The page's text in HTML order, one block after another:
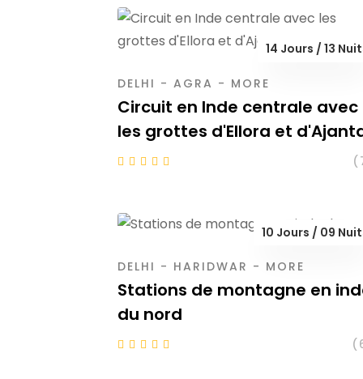
14 Jours / 13
DELHI - AGRA - MORE
Circuit en Inde centrale avec
les grottes d'Ellora et
10 Jours / 09
DELHI - HARIDWAR - MORE
Stations de montagne en
du nord